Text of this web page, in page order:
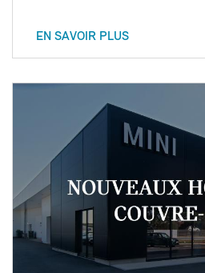
EN SAVOIR PLUS